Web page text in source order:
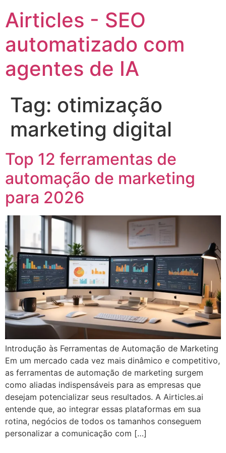
Airticles - SEO
automatizado com
agentes de IA
Tag: otimização
marketing digital
Top 12 ferramentas de
automação de marketing
para 2026
Introdução às Ferramentas de Automação de Marketing
Em um mercado cada vez mais dinâmico e competitivo,
as ferramentas de automação de marketing surgem
como aliadas indispensáveis para as empresas que
desejam potencializar seus resultados. A Airticles.ai
entende que, ao integrar essas plataformas em sua
rotina, negócios de todos os tamanhos conseguem
personalizar a comunicação com […]